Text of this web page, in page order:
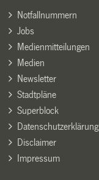
Notfallnummern
Jobs
Medienmitteilungen
Medien
Newsletter
Stadtpläne
Superblock
Datenschutzerklärung
Disclaimer
Impressum